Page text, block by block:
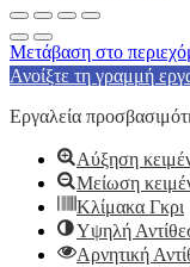
Μετάβαση στο
Ανοίξτε τη γραμμή
Εργαλεία
Αύξηση
Μείωση
Κλίμακα Γκρι
Υψηλή
Αρνητική